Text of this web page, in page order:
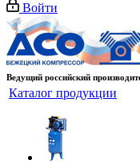
Войти
Ведущий российский
Каталог продукции